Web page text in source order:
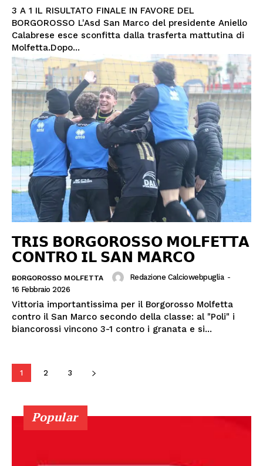
3 A 1 IL RISULTATO FINALE IN FAVORE DEL
BORGOROSSO L'Asd San Marco del presidente Aniello
Calabrese esce sconfitta dalla trasferta mattutina di
Molfetta.Dopo...
𝗧𝗥𝗜𝗦 𝗕𝗢𝗥𝗚𝗢𝗥𝗢𝗦𝗦𝗢 𝗠𝗢𝗟𝗙𝗘𝗧𝗧𝗔
𝗖𝗢𝗡𝗧𝗥𝗢 𝗜𝗟 𝗦𝗔𝗡 𝗠𝗔𝗥𝗖𝗢
BORGOROSSO MOLFETTA Redazione Calciowebpuglia -
16 Febbraio 2026
Vittoria importantissima per il Borgorosso Molfetta
contro il San Marco secondo della classe: al "Poli" i
biancorossi vincono 3-1 contro i granata e si...
1 2 3
Popular